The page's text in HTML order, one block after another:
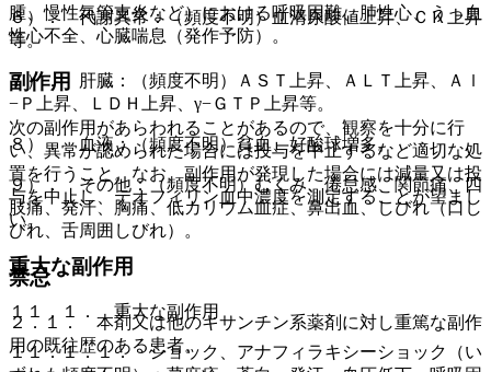
６）． 代謝異常：（頻度不明）血清尿酸値上昇、ＣＫ上昇
等。
７）． 肝臓：（頻度不明）ＡＳＴ上昇、ＡＬＴ上昇、Ａｌ
−Ｐ上昇、ＬＤＨ上昇、γ−ＧＴＰ上昇等。
８）． 血液：（頻度不明）貧血、好酸球増多。
９）． その他：（頻度不明）むくみ、倦怠感、関節痛、四
肢痛、発汗、胸痛、低カリウム血症、鼻出血、しびれ（口し
びれ、舌周囲しびれ）。
禁忌
２．１． 本剤又は他のキサンチン系薬剤に対し重篤な副作
用の既往歴のある患者。
腫、慢性気管支炎など）における呼吸困難、肺性心、うっ血
性心不全、心臓喘息（発作予防）。
副作用
次の副作用があらわれることがあるので、観察を十分に行
い、異常が認められた場合には投与を中止するなど適切な処
置を行うこと。なお、副作用が発現した場合には減量又は投
与を中止し、テオフィリン血中濃度を測定することが望まし
い。
重大な副作用
１１．１． 重大な副作用
１１．１．１． ショック、アナフィラキシーショック（い